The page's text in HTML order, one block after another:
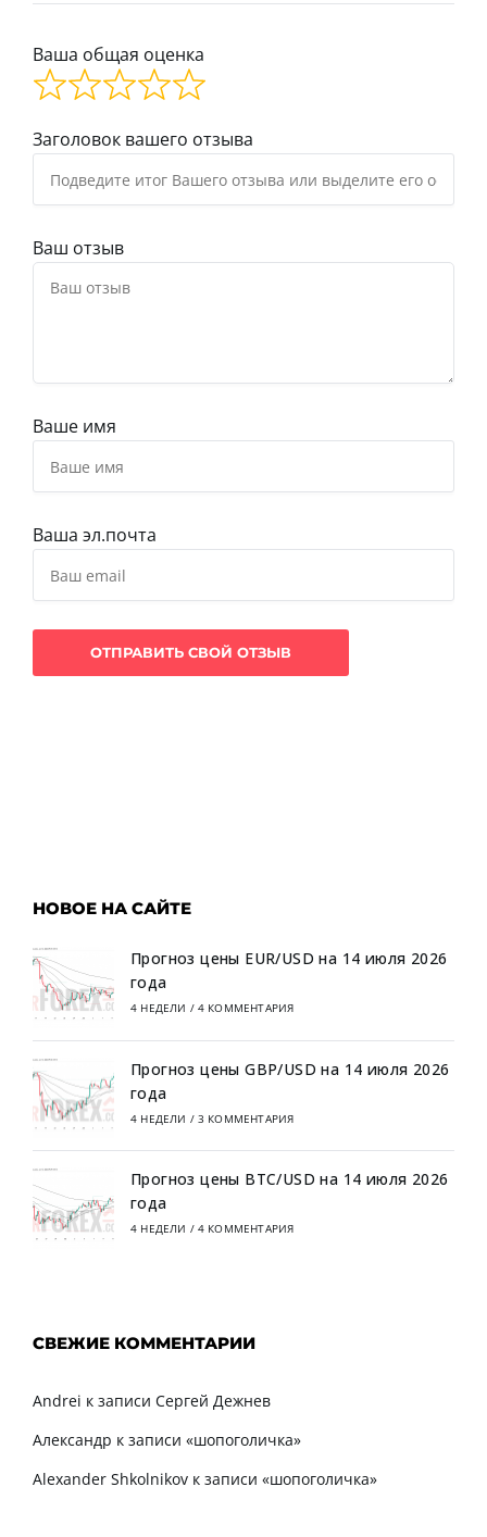
Ваша общая оценка
Заголовок вашего отзыва
Ваш отзыв
Ваше имя
Ваша эл.почта
НОВОЕ НА САЙТЕ
Прогноз цены EUR/USD на 14 июля 2026
года
4 НЕДЕЛИ / 4 КОММЕНТАРИЯ
Прогноз цены GBP/USD на 14 июля 2026
года
4 НЕДЕЛИ / 3 КОММЕНТАРИЯ
Прогноз цены BTC/USD на 14 июля 2026
года
4 НЕДЕЛИ / 4 КОММЕНТАРИЯ
СВЕЖИЕ КОММЕНТАРИИ
Andrei к записи Сергей Дежнев
Александр к записи «шопоголичка»
Alexander Shkolnikov к записи «шопоголичка»